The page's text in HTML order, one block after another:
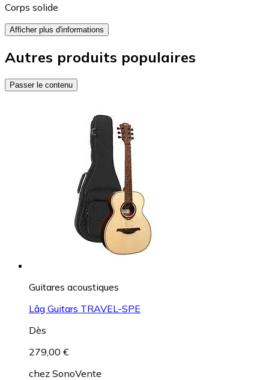
Corps solide
Afficher plus d'informations
Autres produits populaires
Passer le contenu
Guitares acoustiques
Lâg Guitars TRAVEL-SPE
Dès
279,00 €
chez SonoVente